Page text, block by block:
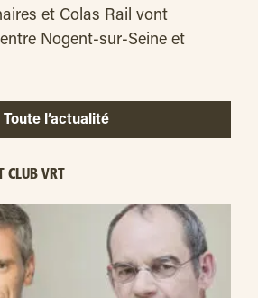
et Colas Rail vont
Nogent-sur-Seine et
Toute l’actualité
CLUB VRT